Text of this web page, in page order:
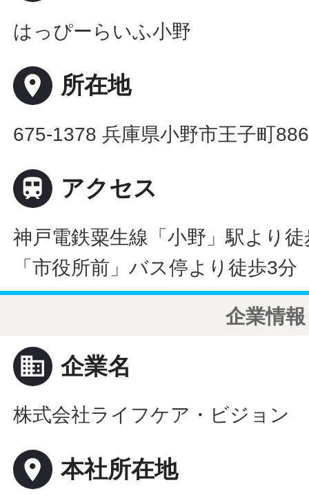
はっぴーらいふ小野
place 所在地
675-1378 兵庫県小野市王子町
 アクセス
神戸電鉄粟生線「小野」駅より
「市役所前」バス停より徒歩3分
企業情報
business 企業名
株式会社ライフケア・ビジョン
place 本社所在地